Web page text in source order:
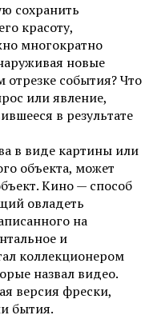
сохранить
красоту,
многократно
новые
события? Что
или явление,
в результате
в виде картины или
объекта, может
Кино — способ
овладеть
на
и
коллекционером
назвал видео.
версия фрески,
бытия.